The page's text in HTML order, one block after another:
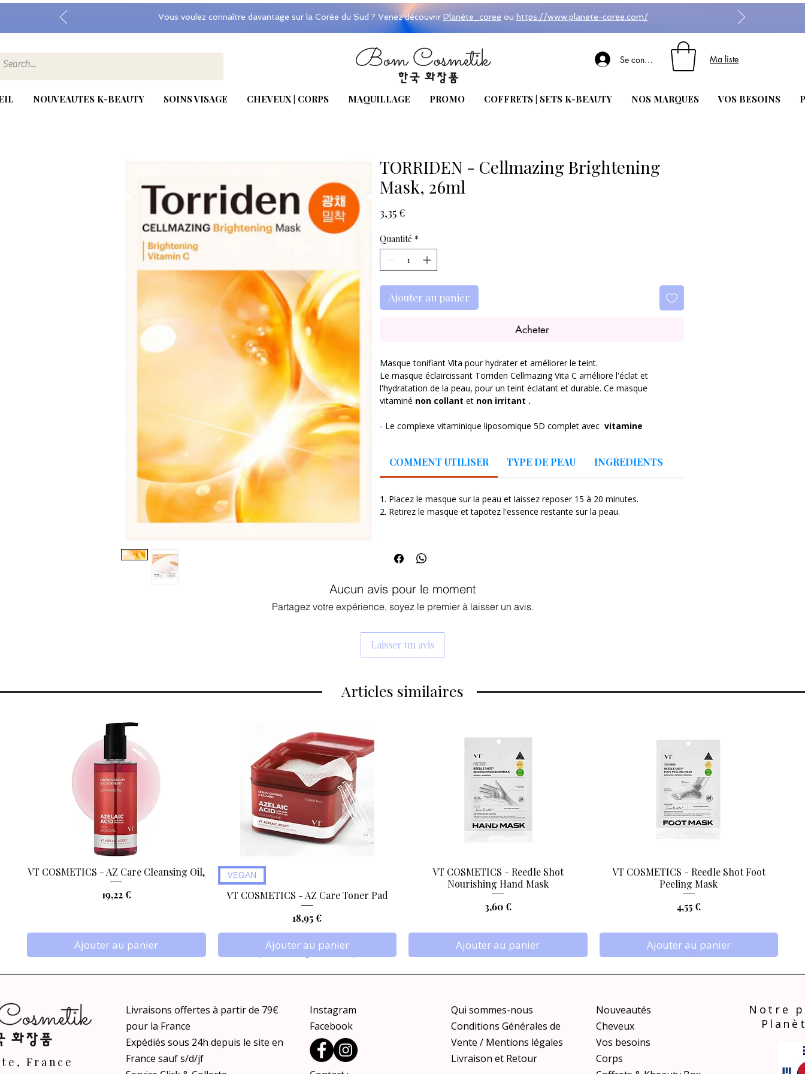
Vous voulez connaître davantage sur la Corée du Sud ? Venez découvrir Planète_coree ou https://www.planete-coree.com/
Se connecter Ma liste
NOUVEAUTES K-BEAUTY SOINS VISAGE CHEVEUX | CORPS MAQUILLAGE PROMO COFFRETS | SETS K-BEAUTY NOS MARQUES VOS BESOINS
TORRIDEN - Cellmazing Brightening
Mask, 26ml
3,35 €
Quantité *
Ajouter au panier
Acheter
Masque tonifiant Vita pour hydrater et améliorer le teint.
Le masque éclaircissant Torriden Cellmazing Vita C améliore l'éclat et
l'hydratation de la peau, pour un teint éclatant et durable. Ce masque
vitaminé non collant et non irritant .
- Le complexe vitaminique liposomique 5D complet avecvitamine
dérivés de vitamines de différentes tailles sont combinés pour fournir une
triple amélioration du teint uniforme de la peau.
niacinamidepour éclaircir la peau, dupanthénoletde l'allantoïne
apaiser, et5 types d'acides hyaluroniquespour hydrater
COMMENT UTILISER TYPE DE PEAU INGREDIENTS
1. Placez le masque sur la peau et laissez reposer 15 à 20 minutes.
2. Retirez le masque et tapotez l'essence restante sur la peau.
Aucun avis pour le moment
Partagez votre expérience, soyez le premier à laisser un avis.
Laisser un avis
Articles similaires
Aperçu rapide
VT COSMETICS - AZ Care Cleansing Oil,
Prix
19,22 €
Ajouter au panier
VEGAN
VT COSMETICS - AZ Care Toner Pad
Prix
18,95 €
Ajouter au panier
Aperçu rapide
VT COSMETICS - Reedle Shot
Nourishing Hand Mask
Prix
3,60 €
Ajouter au panier
Aperçu rapide
VT COSMETICS - Reedle Shot Foot
Peeling Mask
Prix
4,55 €
Ajouter au panier
France
Livraisons offertes à partir de 79€
pour la France
Expédiés sous 24h depuis le site en
France sauf s/d/jf
Instagram
Facebook
Qui sommes-nous
Conditions Générales de
Vente / Mentions légales
Livraison et Retour
Nouveautés
Cheveux
Vos besoins
Corps
Notre